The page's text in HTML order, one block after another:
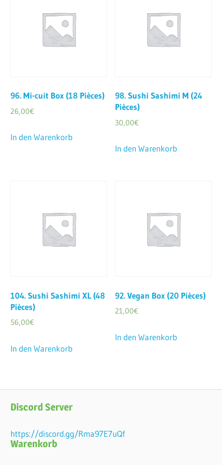
96. Mi-cuit Box (18 Pièces)
26,00€
In den Warenkorb
98. Sushi Sashimi M (24
Pièces)
30,00€
In den Warenkorb
104. Sushi Sashimi XL (48
Pièces)
56,00€
In den Warenkorb
92. Vegan Box (20 Pièces)
21,00€
In den Warenkorb
Discord Server
https://discord.gg/Rma97E7uQf
Warenkorb